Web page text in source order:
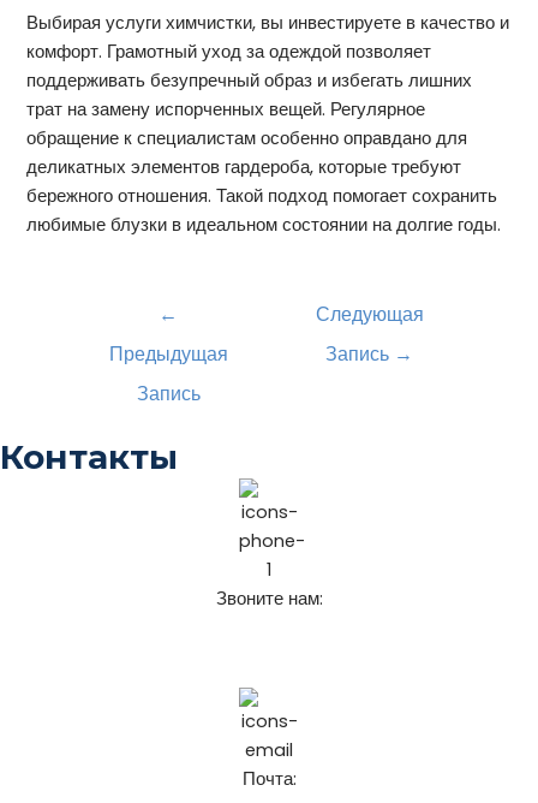
Выбирая услуги химчистки, вы инвестируете в качество и
комфорт. Грамотный уход за одеждой позволяет
поддерживать безупречный образ и избегать лишних
трат на замену испорченных вещей. Регулярное
обращение к специалистам особенно оправдано для
деликатных элементов гардероба, которые требуют
бережного отношения. Такой подход помогает сохранить
любимые блузки в идеальном состоянии на долгие годы.
записям
←
Предыдущая
Запись
Следующая
Запись →
Контакты
Звоните нам:
Почта: